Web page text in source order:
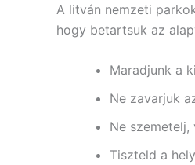
A litván nemzeti
hogy betartsuk az
Maradjunk a
Ne zavarjuk
Ne
Tiszteld a